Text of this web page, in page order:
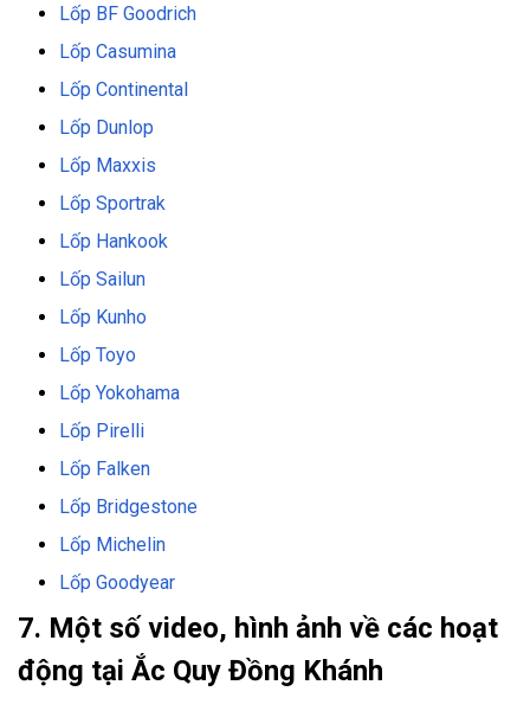
Lốp BF Goodrich
Lốp Casumina
Lốp Continental
Lốp Dunlop
Lốp Maxxis
Lốp Sportrak
Lốp Hankook
Lốp Sailun
Lốp Kunho
Lốp Toyo
Lốp Yokohama
Lốp Pirelli
Lốp Falken
Lốp Bridgestone
Lốp Michelin
Lốp Goodyear
7. Một số video, hình ảnh về các hoạt
động tại Ắc Quy Đồng Khánh